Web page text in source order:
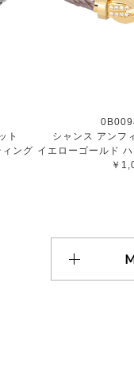
ト
ング
シャンス アンフ
イエローゴールド
￥